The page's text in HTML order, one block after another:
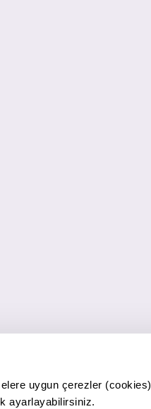
uygun çerezler (cookies)
ayarlayabilirsiniz.